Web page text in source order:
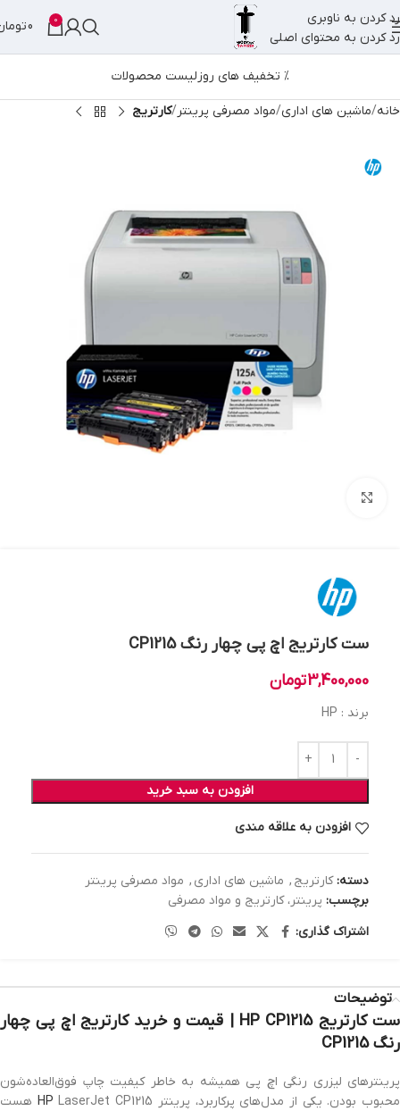
رد کردن به ناوبری
رد کردن به محتوای اصلی
0
0
% تخفیف های روزلیست محصولات
خانه ماشین های اداری مواد مصرفی پرینتر کارتریج
ست کارتریج اچ پی چهار رنگ CP1215
3,400,000تومان
برند : HP
افزودن به سبد خرید
افزودن به علاقه مندی
دسته: کارتریج , ماشین های اداری , مواد مصرفی پرینتر
برچسب: پرینتر، کارتریج و مواد مصرفی
اشتراک گذاری:
توضیحات
ست کارتریج HP CP1215 | قیمت و خرید کارتریج اچ پی چهار
رنگ CP1215
پرینترهای لیزری رنگی اچ پی همیشه به خاطر کیفیت چاپ فوق‌العاده‌شون
محبوب بودن. یکی از مدل‌های پرکاربرد، پرینتر
HP LaserJet CP1215 هست